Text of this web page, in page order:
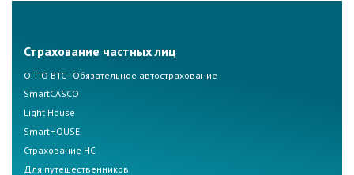
Страхование частных лиц
ОГПО ВТС - Обязательное автострахование
SmartCASCO
Light House
SmartHOUSE
Страхование НС
Для путешественников